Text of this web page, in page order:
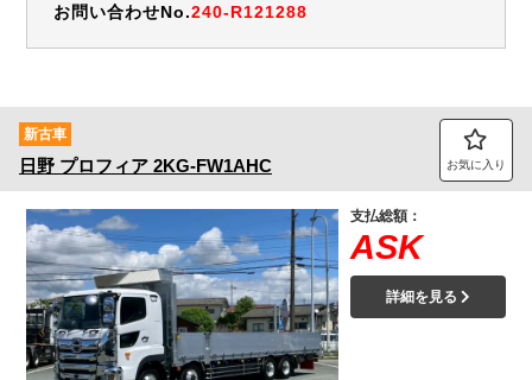
お問い合わせNo.240-R121288
新古車
日野 プロフィア 2KG-FW1AHC お気に入り
支払総額：
ASK
詳細を見る